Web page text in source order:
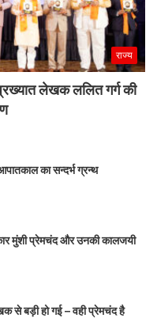
राज्य
लेखक ललित गर्ग की
आपातकाल का सन्दर्भ ग्रन्थ
मुंशी प्रेमचंद और उनकी कालजयी
से बड़ी हो गई – वही प्रेमचंद है